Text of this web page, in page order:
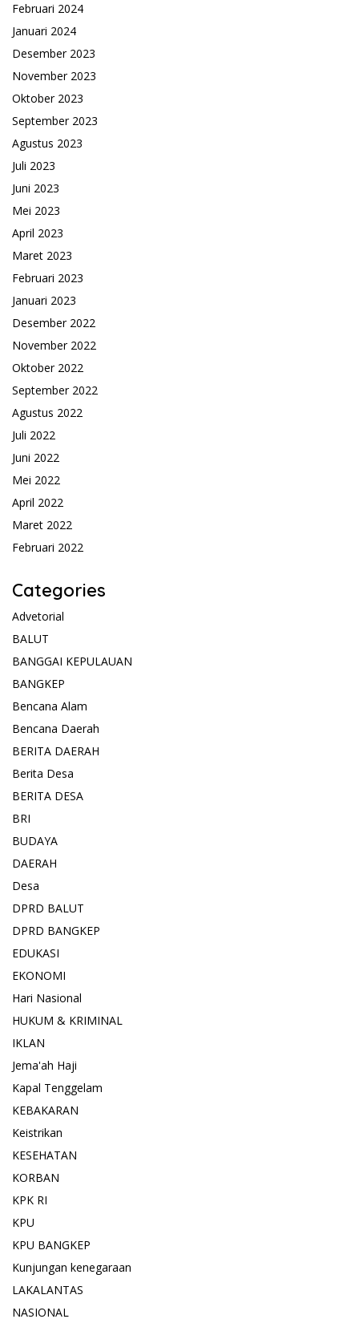
Februari 2024
Januari 2024
Desember 2023
November 2023
Oktober 2023
September 2023
Agustus 2023
Juli 2023
Juni 2023
Mei 2023
April 2023
Maret 2023
Februari 2023
Januari 2023
Desember 2022
November 2022
Oktober 2022
September 2022
Agustus 2022
Juli 2022
Juni 2022
Mei 2022
April 2022
Maret 2022
Februari 2022
Categories
Advetorial
BALUT
BANGGAI KEPULAUAN
BANGKEP
Bencana Alam
Bencana Daerah
BERITA DAERAH
Berita Desa
BERITA DESA
BRI
BUDAYA
DAERAH
Desa
DPRD BALUT
DPRD BANGKEP
EDUKASI
EKONOMI
Hari Nasional
HUKUM & KRIMINAL
IKLAN
Jema'ah Haji
Kapal Tenggelam
KEBAKARAN
Keistrikan
KESEHATAN
KORBAN
KPK RI
KPU
KPU BANGKEP
Kunjungan kenegaraan
LAKALANTAS
NASIONAL